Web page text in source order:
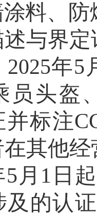
料、
述与界
2025年5
员头盔
并标注
其他
5 月 1 日
及的认